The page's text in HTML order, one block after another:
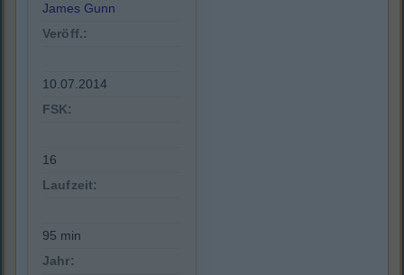
James Gunn
Veröff.:
10.07.2014
FSK:
16
Laufzeit:
95 min
Jahr: